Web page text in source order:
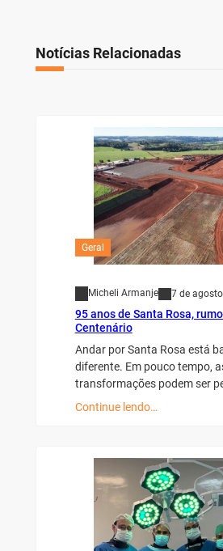
Notícias Relacionadas
Geral
Micheli Armanje 7 de
95 anos de Santa Rosa,
Centenário
Andar por Santa Rosa está
diferente. Em pouco tempo,
transformações podem ser
Continue lendo…